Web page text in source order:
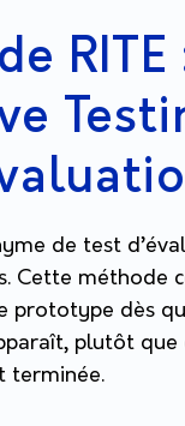
RITE
de test
Cette méthode
prototype dès
plutôt que
terminée.